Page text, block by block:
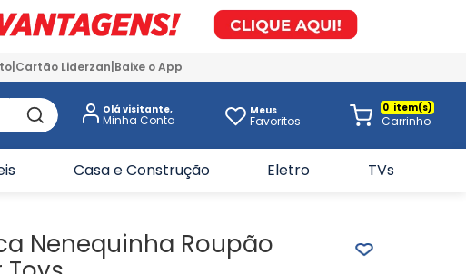
Cartão Liderzan Baixe o App
Olá visitante, Meus
Favoritos
0
Casa e Construção Eletro TVs
Nenequinha Roupão